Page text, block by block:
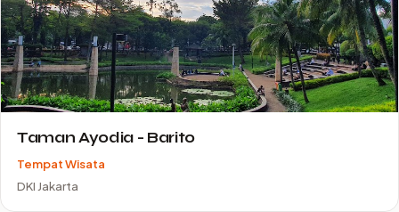
Taman Ayodia - Barito
Tempat Wisata
DKI Jakarta